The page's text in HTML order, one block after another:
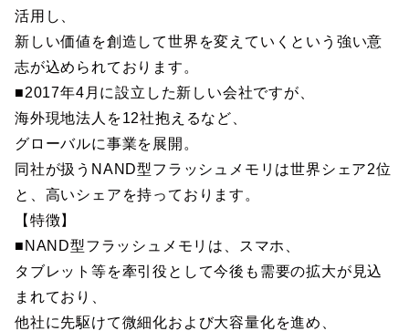
活用し、
新しい価値を創造して世界を変えていくという強い意
志が込められております。
■2017年4月に設立した新しい会社ですが、
海外現地法人を12社抱えるなど、
グローバルに事業を展開。
同社が扱うNAND型フラッシュメモリは世界シェア2位
と、高いシェアを持っております。
【特徴】
■NAND型フラッシュメモリは、スマホ、
タブレット等を牽引役として今後も需要の拡大が見込
まれており、
他社に先駆けて微細化および大容量化を進め、